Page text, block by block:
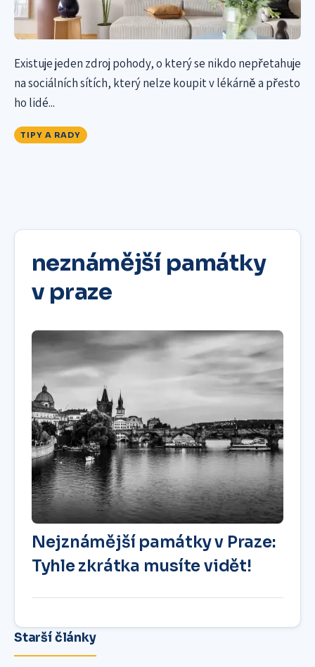
Existuje jeden zdroj pohody, o který se nikdo nepřetahuje
na sociálních sítích, který nelze koupit v lékárně a přesto
ho lidé...
TIPY A RADY
neznámější památky
v praze
Nejznámější památky v Praze:
Tyhle zkrátka musíte vidět!
Starší články